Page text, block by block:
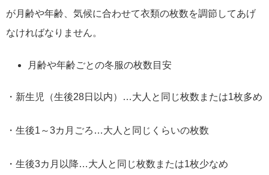
が月齢や年齢、気候に合わせて衣類の枚数を調節してあげ
なければなりません。
月齢や年齢ごとの冬服の枚数目安
・新生児（生後28日以内）…大人と同じ枚数または1枚多め
・生後1～3カ月ごろ…大人と同じくらいの枚数
・生後3カ月以降…大人と同じ枚数または1枚少なめ